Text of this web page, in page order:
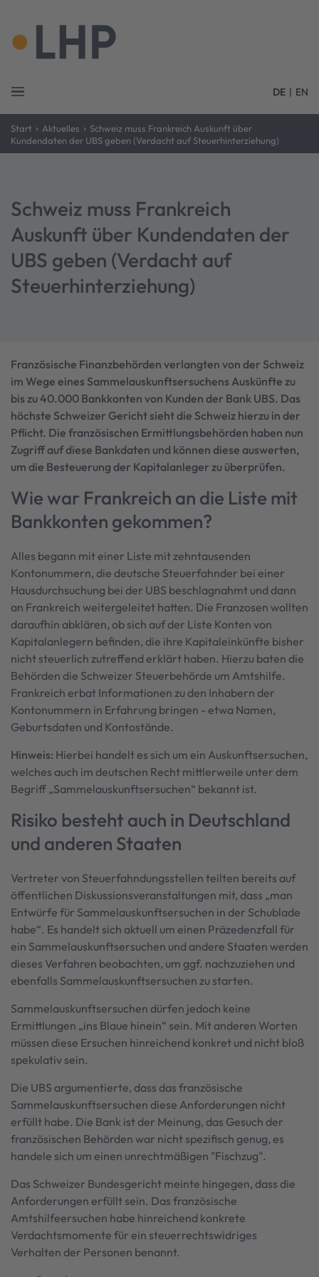
DE | EN
Start › Aktuelles › Schweiz muss Frankreich Auskunft über
Kundendaten der UBS geben (Verdacht auf Steuerhinterziehung)
Schweiz muss Frankreich
Auskunft über Kundendaten der
UBS geben (Verdacht auf
Steuerhinterziehung)
Französische Finanzbehörden verlangten von der Schweiz
im Wege eines Sammelauskunftsersuchens Auskünfte zu
bis zu 40.000 Bankkonten von Kunden der Bank UBS. Das
höchste Schweizer Gericht sieht die Schweiz hierzu in der
Pflicht. Die französischen Ermittlungsbehörden haben nun
Zugriff auf diese Bankdaten und können diese auswerten,
um die Besteuerung der Kapitalanleger zu überprüfen.
Wie war Frankreich an die Liste mit
Bankkonten gekommen?
Alles begann mit einer Liste mit zehntausenden
Kontonummern, die deutsche Steuerfahnder bei einer
Hausdurchsuchung bei der UBS beschlagnahmt und dann
an Frankreich weitergeleitet hatten. Die Franzosen wollten
daraufhin abklären, ob sich auf der Liste Konten von
Kapitalanlegern befinden, die ihre Kapitaleinkünfte bisher
nicht steuerlich zutreffend erklärt haben. Hierzu baten die
Behörden die Schweizer Steuerbehörde um Amtshilfe.
Frankreich erbat Informationen zu den Inhabern der
Kontonummern in Erfahrung bringen - etwa Namen,
Geburtsdaten und Kontostände.
Hinweis: Hierbei handelt es sich um ein Auskunftsersuchen,
welches auch im deutschen Recht mittlerweile unter dem
Begriff „Sammelauskunftsersuchen“ bekannt ist.
Risiko besteht auch in Deutschland
und anderen Staaten
Vertreter von Steuerfahndungsstellen teilten bereits auf
öffentlichen Diskussionsveranstaltungen mit, dass „man
Entwürfe für Sammelauskunftsersuchen in der Schublade
habe“. Es handelt sich aktuell um einen Präzedenzfall für
ein Sammelauskunftsersuchen und andere Staaten werden
dieses Verfahren beobachten, um ggf. nachzuziehen und
ebenfalls Sammelauskunftsersuchen zu starten.
Sammelauskunftsersuchen dürfen jedoch keine
Ermittlungen „ins Blaue hinein“ sein. Mit anderen Worten
müssen diese Ersuchen hinreichend konkret und nicht bloß
spekulativ sein.
Die UBS argumentierte, dass das französische
Sammelauskunftsersuchen diese Anforderungen nicht
erfüllt habe. Die Bank ist der Meinung, das Gesuch der
französischen Behörden war nicht spezifisch genug, es
handele sich um einen unrechtmäßigen "Fischzug".
Das Schweizer Bundesgericht meinte hingegen, dass die
Anforderungen erfüllt sein. Das französische
Amtshilfeersuchen habe hinreichend konkrete
Verdachtsmomente für ein steuerrechtswidriges
Verhalten der Personen benannt.